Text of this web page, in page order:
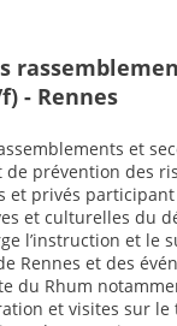
- Rennes
et
prévention des
et privés participant
et culturelles du
l’instruction et le
Rennes et des
du Rhum
et visites sur le